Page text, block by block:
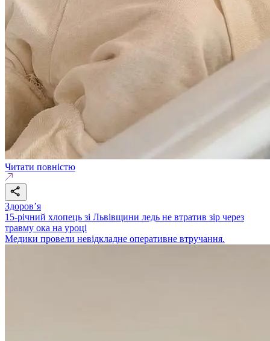
Читати повністю
Здоровʼя
15-річний хлопець зі Львівщини ледь не втратив зір через
травму ока на уроці
Медики провели невідкладне оперативне втручання.